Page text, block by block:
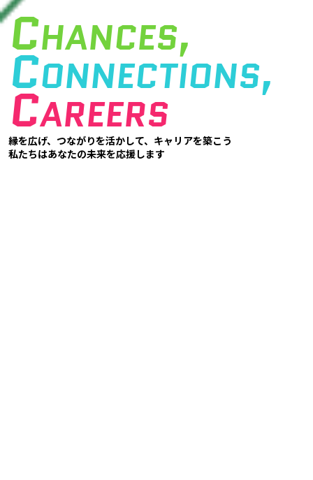
CHANCES,
CONNECTIONS,
CAREERS
縁を広げ、つながりを活かして、キャリアを築こう
私たちはあなたの未来を応援します